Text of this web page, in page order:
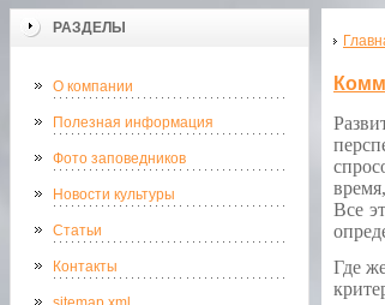
РАЗДЕЛЫ
О компании
Полезная информация
Фото заповедников
Новости культуры
Статьи
Контакты
Все
Где